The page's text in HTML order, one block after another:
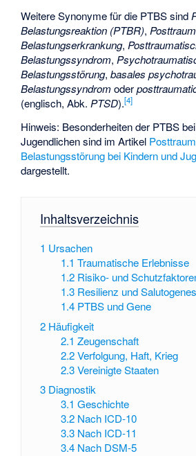
Weitere Synonyme für die PTBS sind
Belastungsreaktion (PTBR),
Belastungserkrankung,
Belastungssyndrom,
Belastungsstörung,basales
Belastungssyndrom oder
(englisch, Abk. PTSD).[4]
Hinweis: Besonderheiten der PTBS
Jugendlichen sind im Artikel
Belastungsstörung bei Kindern und
dargestellt.
Inhaltsverzeichnis
1 Ursachen
1.1 Traumatische Erlebnisse
1.2 Risiko- und
1.3 Resilienz und
1.4 PTBS und Gene
2 Häufigkeit
2.1 Zeugenschaft
2.2 Verfolgung, Haft, Krieg
2.3 Vereinigte Staaten
3 Diagnostik
3.1 Geschichte
3.2 Nach ICD-10
3.3 Nach ICD-11
3.4 Nach DSM-5